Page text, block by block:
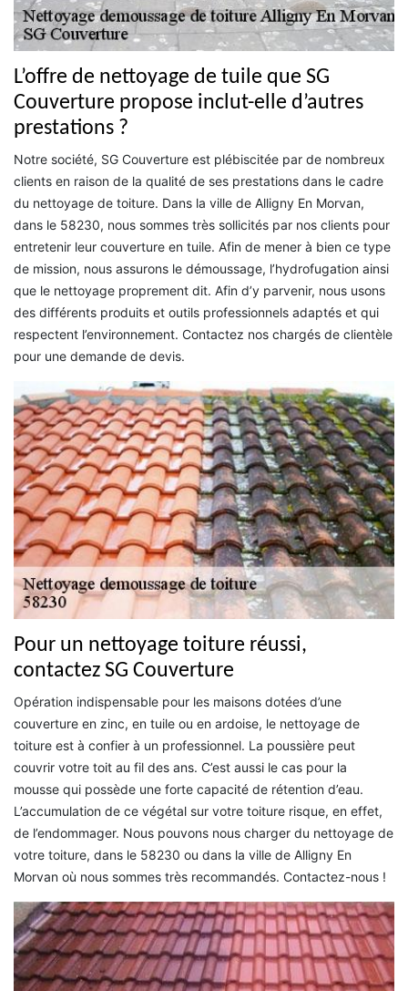
L’offre de nettoyage de tuile que SG
Couverture propose inclut-elle d’autres
prestations ?
Notre société, SG Couverture est plébiscitée par de nombreux
clients en raison de la qualité de ses prestations dans le cadre
du nettoyage de toiture. Dans la ville de Alligny En Morvan,
dans le 58230, nous sommes très sollicités par nos clients pour
entretenir leur couverture en tuile. Afin de mener à bien ce type
de mission, nous assurons le démoussage, l’hydrofugation ainsi
que le nettoyage proprement dit. Afin d’y parvenir, nous usons
des différents produits et outils professionnels adaptés et qui
respectent l’environnement. Contactez nos chargés de clientèle
pour une demande de devis.
Pour un nettoyage toiture réussi,
contactez SG Couverture
Opération indispensable pour les maisons dotées d’une
couverture en zinc, en tuile ou en ardoise, le nettoyage de
toiture est à confier à un professionnel. La poussière peut
couvrir votre toit au fil des ans. C’est aussi le cas pour la
mousse qui possède une forte capacité de rétention d’eau.
L’accumulation de ce végétal sur votre toiture risque, en effet,
de l’endommager. Nous pouvons nous charger du nettoyage de
votre toiture, dans le 58230 ou dans la ville de Alligny En
Morvan où nous sommes très recommandés. Contactez-nous !